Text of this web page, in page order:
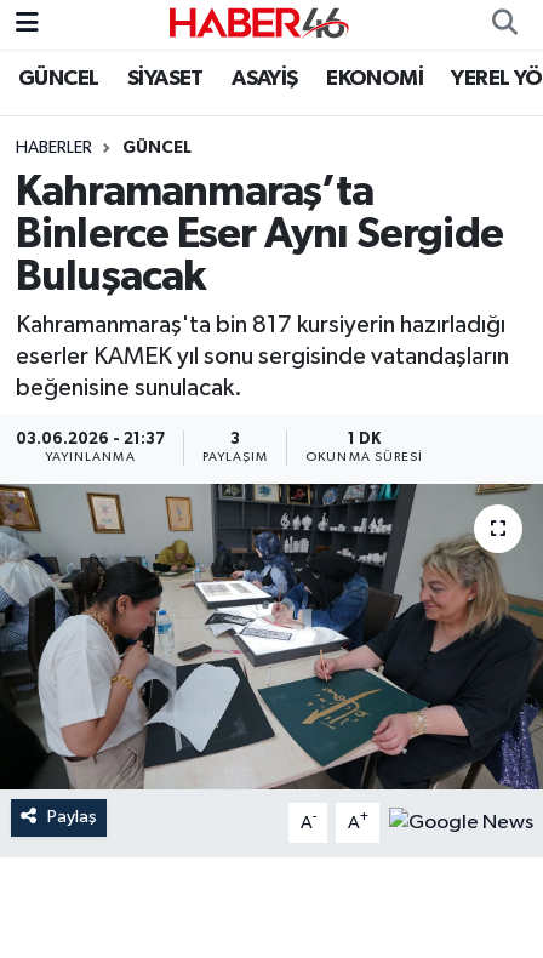
GÜNCEL SİYASET ASAYİŞ EKONOMİ YEREL
HABERLER GÜNCEL
Kahramanmaraş’ta
Binlerce Eser Aynı Sergide
Buluşacak
Kahramanmaraş'ta bin 817 kursiyerin hazırladığı
eserler KAMEK yıl sonu sergisinde vatandaşların
beğenisine sunulacak.
03.06.2026 - 21:37
YAYINLANMA
3
PAYLAŞIM
1 DK
OKUNMA SÜRESI
Paylaş A- A+
GÜNCEL
SİYASET
EKONOMİ
SPOR
YAŞAM
TEKNOLOJİ
SAĞLIK
EĞİTİM
İLÇE HABERLERİ
KÜLTÜR-SANAT
KSÜ
DÜNYA
ROPORTAJ
Nöbetçi Eczaneler
Hava Durumu
Kahramanmaraş Namaz Vakitleri
Trafik Durumu
Süper Lig Puan Durumu ve Fikstür
Tüm Manşetler
Son Dakika Haberleri
Haber Arşivi